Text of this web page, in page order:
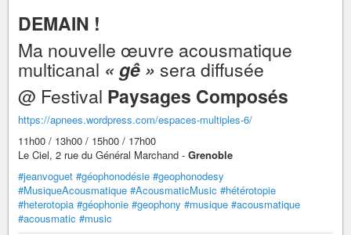
DEMAIN !
Ma nouvelle œuvre acousmatique
multicanal « gê » sera diffusée
@ Festival Paysages Composés
https://apnees.wordpress.com/espaces-multiples-6/
11h00 / 13h00 / 15h00 / 17h00
Le Ciel, 2 rue du Général Marchand - Grenoble
#jeanvoguet #géophonodésie #geophonodesy
#MusiqueAcousmatique #AcousmaticMusic #hétérotopie
#heterotopia #géophonie #geophony #musique #acousmatique
#acousmatic #music